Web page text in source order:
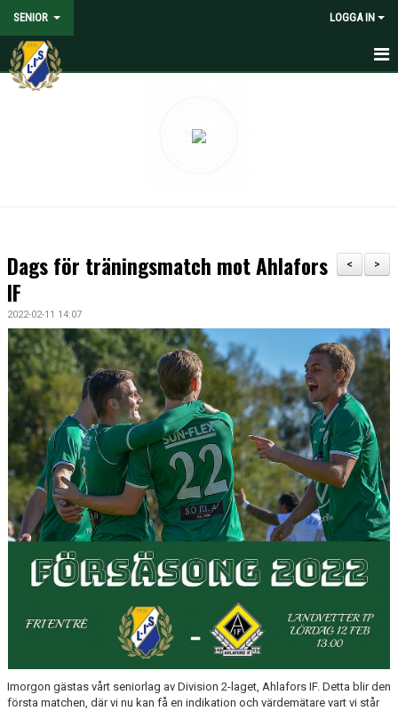
SENIOR LOGGA IN
HEM
MEDIA
DOKUMENT
KONTAKT
>
<
Dags för träningsmatch mot Ahlafors
IF
2022-02-11 14:07
Imorgon gästas vårt seniorlag av Division 2-laget, Ahlafors IF. Detta blir den
första matchen, där vi nu kan få en indikation och värdemätare vart vi står